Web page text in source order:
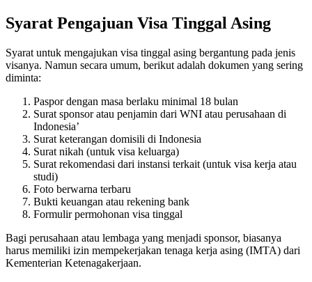
Syarat Pengajuan Visa Tinggal Asing
Syarat untuk mengajukan visa tinggal asing bergantung pada jenis
visanya. Namun secara umum, berikut adalah dokumen yang sering
diminta:
Paspor dengan masa berlaku minimal 18 bulan
Surat sponsor atau penjamin dari WNI atau perusahaan di
Indonesia’
Surat keterangan domisili di Indonesia
Surat nikah (untuk visa keluarga)
Surat rekomendasi dari instansi terkait (untuk visa kerja atau
studi)
Foto berwarna terbaru
Bukti keuangan atau rekening bank
Formulir permohonan visa tinggal
Bagi perusahaan atau lembaga yang menjadi sponsor, biasanya
harus memiliki izin mempekerjakan tenaga kerja asing (IMTA) dari
Kementerian Ketenagakerjaan.